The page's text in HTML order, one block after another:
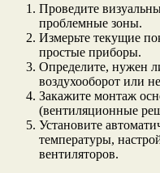
Проведите
проблемные зоны.
Измерьте текущие
простые приборы.
Определите, нужен
воздухооборот или
Закажите монтаж
(вентиляционные
Установите
температуры,
вентиляторов.